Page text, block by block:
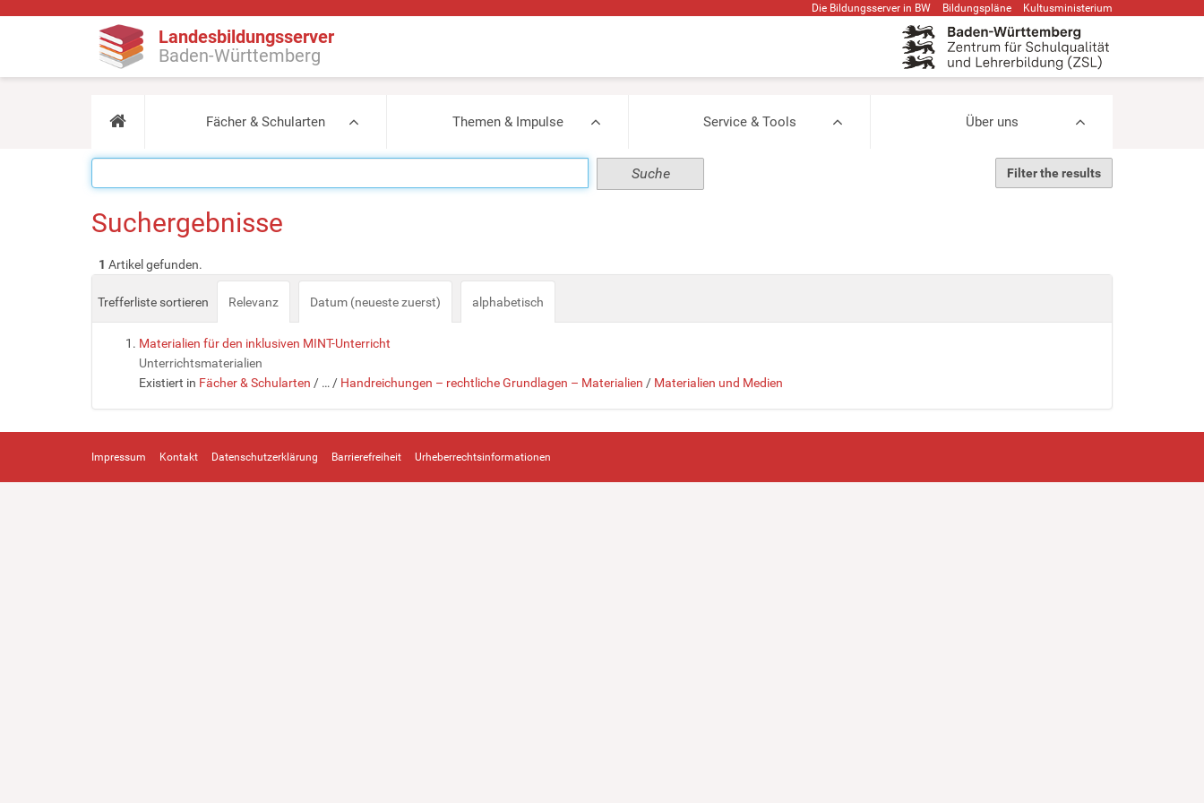
Die Bildungsserver in BW Bildungspläne Kultusministerium
Landesbildungsserver
Baden-Württemberg
Fächer & Schularten Themen & Impulse Service & Tools Über uns
Filter the results
Suchergebnisse
1 Artikel gefunden.
Trefferliste sortieren Relevanz Datum (neueste zuerst) alphabetisch
Materialien für den inklusiven MINT-Unterricht
Unterrichtsmaterialien
Existiert in Fächer & Schularten / … / Handreichungen – rechtliche Grundlagen – Materialien / Materialien und Medien
Impressum Kontakt Datenschutzerklärung Barrierefreiheit Urheberrechtsinformationen